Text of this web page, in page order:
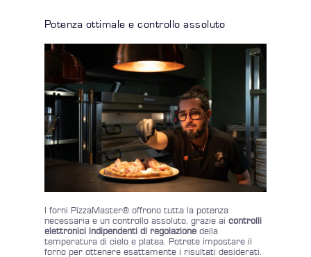
Potenza ottimale e controllo assoluto
I forni PizzaMaster® offrono tutta la potenza
necessaria e un controllo assoluto, grazie ai controlli
elettronici indipendenti di regolazionedella
temperatura di cielo e platea. Potrete impostare il
forno per ottenere esattamente i risultati desiderati.